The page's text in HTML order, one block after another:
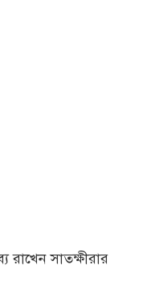
রাখেন সাতক্ষীরার